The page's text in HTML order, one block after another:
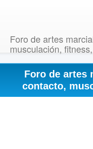
Foro de artes
musculación,
Foro de artes
contacto,